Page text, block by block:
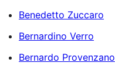
Benedetto Zuccaro
Bernardino Verro
Bernardo Provenzano